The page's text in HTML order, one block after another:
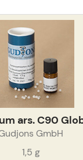
ars. C90
GmbH
1,5 g